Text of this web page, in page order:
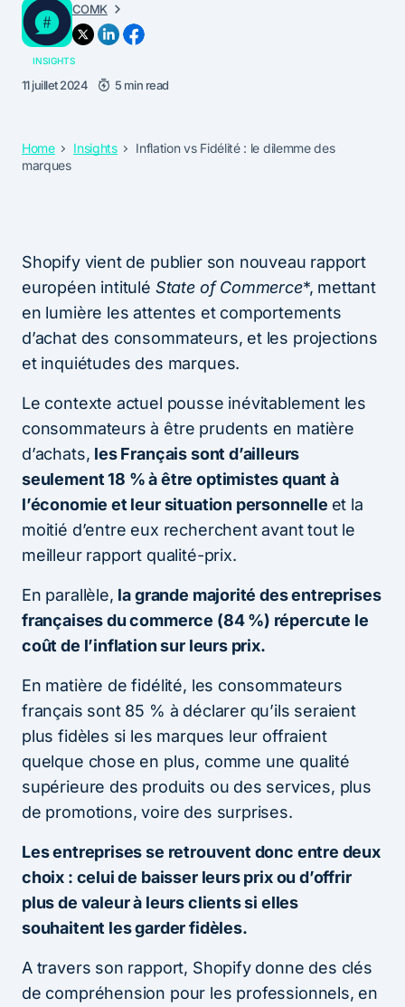
COMK
INSIGHTS
11 juillet 2024 5 min read
Home Insights
Inflation vs Fidélité : le dilemme des
marques
Shopify vient de publier son nouveau rapport
européen intitulé State of Commerce*, mettant
en lumière les attentes et comportements
d’achat des consommateurs, et les projections
et inquiétudes des marques.
Le contexte actuel pousse inévitablement les
consommateurs à être prudents en matière
d’achats, les Français sont d’ailleurs
seulement 18 % à être optimistes quant à
l’économie et leur situation personnelle et la
moitié d’entre eux recherchent avant tout le
meilleur rapport qualité-prix.
En parallèle, la grande majorité des entreprises
françaises du commerce (84 %) répercute le
coût de l’inflation sur leurs prix.
En matière de fidélité, les consommateurs
français sont 85 % à déclarer qu’ils seraient
plus fidèles si les marques leur offraient
quelque chose en plus, comme une qualité
supérieure des produits ou des services, plus
de promotions, voire des surprises.
Les entreprises se retrouvent donc entre deux
choix : celui de baisser leurs prix ou d’offrir
plus de valeur à leurs clients si elles
souhaitent les garder fidèles.
A travers son rapport, Shopify donne des clés
de compréhension pour les professionnels, en